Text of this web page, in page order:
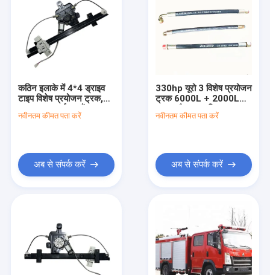
कठिन इलाके में 4*4 ड्राइव
टाइप विशेष प्रयोजन ट्रक,
400-500L ईंधन टैंक क्षमता
और 2 स्टीयरिंग व्हील के साथ
नवीनतम कीमत पता करें
अब से संपर्क करें
330hp यूरो 3 विशेष प्रयोजन
ट्रक 6000L + 2000L
क्षमता और अनुकूलित ड्राइव
विकल्पों के साथ
नवीनतम कीमत पता करें
अब से संपर्क करें